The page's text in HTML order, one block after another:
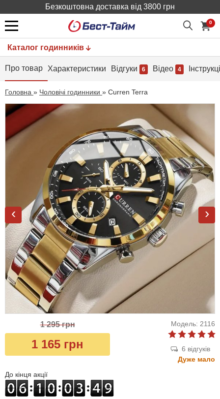
Безкоштовна доставка від 3800 грн
0
Каталог годинників
Про товар Характеристики Відгуки 6 Відео 4
Головна » Чоловічі годинники » Curren Terra
‹ ›
1 295 грн
1 165 грн
Модель: 2116
6 відгуків
Дуже мало
До кінця акції